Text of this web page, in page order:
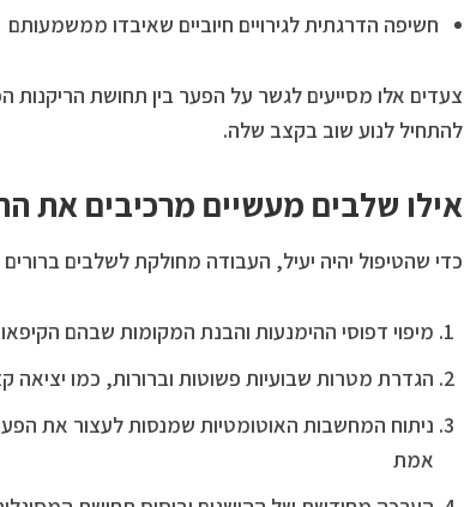
חשיפה הדרגתית לגירויים חיוביים שאיבדו ממשמעותם
צעדים אלו מסייעים לגשר על הפער בין תחושת הריקנות
להתחיל לנוע שוב בקצב שלה.
אילו שלבים מעשיים מרכיבים את
כדי שהטיפול יהיה יעיל, העבודה מחולקת לשלבים
מיפוי דפוסי ההימנעות והבנת המקומות שבהם
הגדרת מטרות שבועיות פשוטות וברורות, כמו
ניתוח המחשבות האוטומטיות שמנסות לעצור את
אמת